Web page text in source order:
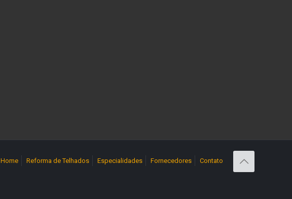
Home Reforma de Telhados Especialidades Fornecedores Contato